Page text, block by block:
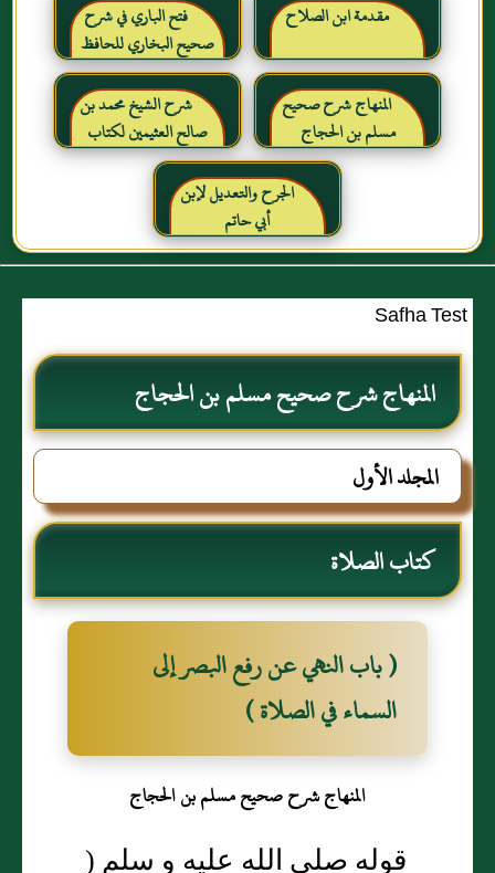
مقدمة ابن الصلاح
فتح الباري في شرح
صحيح البخاري للحافظ
ابن حجر العسقلاني
المنهاج شرح صحيح
مسلم بن الحجاج
شرح الشيخ محمد بن
صالح العثيمين لكتاب
رياض الصالحين للإمام
النووي رحمهم الله تعالىالجرح والتعديل لإبن
أبي حاتم
Safha Test
المنهاج شرح صحيح مسلم بن الحجاج
المجلد الأول
كتاب الصلاة
( باب النهي عن رفع البصر إلى
السماء في الصلاة )
المنهاج شرح صحيح مسلم بن الحجاج
قوله صلى الله عليه و سلم (